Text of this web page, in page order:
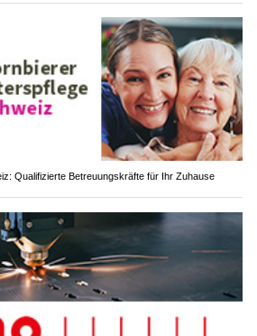
Qualifizierte Betreuungskräfte für Ihr Zuhause